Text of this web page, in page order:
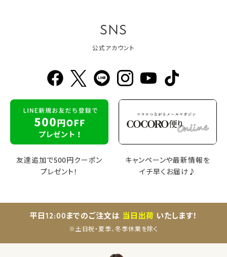
SNS
公式アカウント
友達追加で500円クーポン
プレゼント！
キャンペーンや最新情報を
イチ早くお届け♪
平日12:00までのご注文は 当日出荷 いたします！
※土日祝・夏季、冬季休業を除く